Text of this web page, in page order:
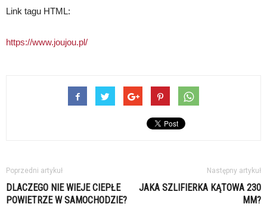
Link tagu HTML:
https://www.joujou.pl/
Poprzedni artykuł
DLACZEGO NIE WIEJE CIEPŁE
POWIETRZE W SAMOCHODZIE?
Następny artykuł
JAKA SZLIFIERKA KĄTOWA 230
MM?